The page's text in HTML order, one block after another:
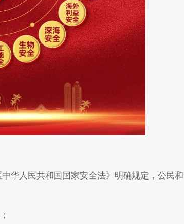
华人民共和国国家安全法》明确规定，公民和